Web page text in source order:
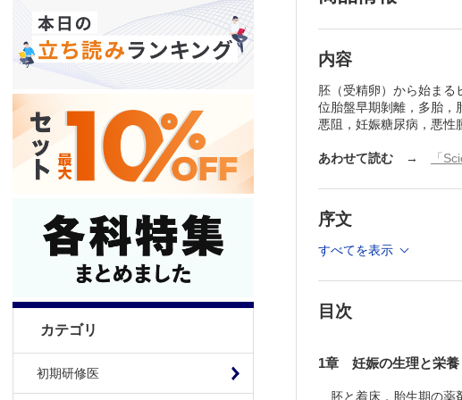
カテゴリ
初期研修医
内容
胚（受精卵）から始ま
位胎盤早期剝離，多胎，
悪阻，妊娠糖尿病，悪性
あわせて読む → 「
序文
すべてを表示
目次
1章 妊娠の生理と栄養
胚と着床，胎生期の薬